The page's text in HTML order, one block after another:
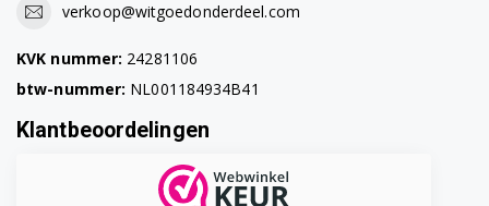
verkoop@witgoedonderdeel.com
KVK nummer: 24281106
btw-nummer: NL001184934B41
Klantbeoordelingen